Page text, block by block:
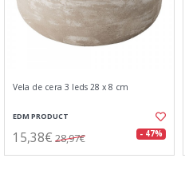
Vela de cera 3 leds 28 x 8 cm
EDM PRODUCT
15,38€ 28,97€ - 47%